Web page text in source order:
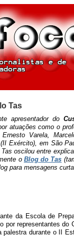
Tas
apresentador do
atuações como o
Ernesto Varela,
Exército), em São
oscilou entre
o Blog do Tas
para mensagens
da Escola de
por representantes do
palestra durante o II